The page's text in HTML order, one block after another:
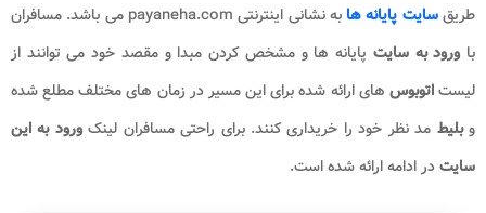
طریقسایت پایانه ها به نشانی اینترنتی payaneha.com می باشد. مسافران
با ورود به سایت پایانه ها و مشخص کردن مبدا و مقصد خود می توانند از
لیستاتوبوس های ارائه شده برای این مسیر در زمان های مختلف مطلع شده
وبلیط مد نظر خود را خریداری کنند. برای راحتی مسافران لینکورود به این
سایتدر ادامه ارائه شده است.